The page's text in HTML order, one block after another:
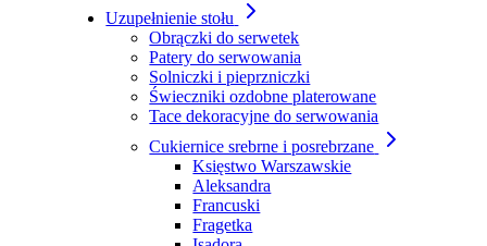
Uzupełnienie stołu
Obrączki do serwetek
Patery do serwowania
Solniczki i pieprzniczki
Świeczniki ozdobne platerowane
Tace dekoracyjne do serwowania
Cukiernice srebrne i posrebrzane
Księstwo Warszawskie
Aleksandra
Francuski
Fragetka